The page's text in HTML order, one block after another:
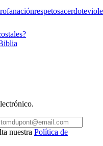
respetosacerdote
nuestra Política de